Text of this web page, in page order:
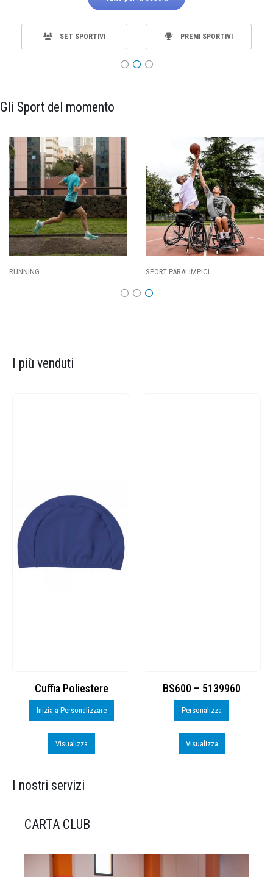
SET SPORTIVI PREMI SPORTIVI
Gli Sport del momento
SPORT PARALIMPICI
I più venduti
Cuffia Poliestere
Inizia a Personalizzare
Visualizza
BS600 – 5139960
Personalizza
Visualizza
I nostri servizi
CARTA CLUB